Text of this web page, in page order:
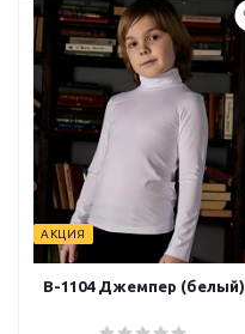
АКЦИЯ
В-1104 Джемпер (белый)